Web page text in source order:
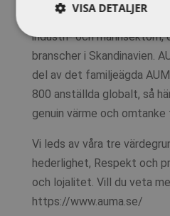
avloppsbranschen, energi-
industri- och marinsektorn,
branscher i Skandinavien.
del av det familjeägda
800 anställda globalt, så
genuin värme och
Vi leds av våra tre
hederlighet, Respekt och
och lojalitet. Vill du veta
https://www.auma.se/
VISA DETALJER